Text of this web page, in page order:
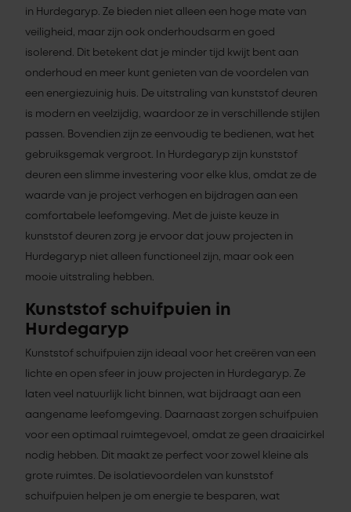
in Hurdegaryp. Ze bieden niet alleen een hoge mate van
veiligheid, maar zijn ook onderhoudsarm en goed
isolerend. Dit betekent dat je minder tijd kwijt bent aan
onderhoud en meer kunt genieten van de voordelen van
een energiezuinig huis. De uitstraling van kunststof deuren
is modern en veelzijdig, waardoor ze in verschillende stijlen
passen. Bovendien zijn ze eenvoudig te bedienen, wat het
gebruiksgemak vergroot. In Hurdegaryp zijn kunststof
deuren een slimme investering voor elke klus, omdat ze de
waarde van je project verhogen en bijdragen aan een
comfortabele leefomgeving. Met de juiste keuze in
kunststof deuren zorg je ervoor dat jouw projecten in
Hurdegaryp niet alleen functioneel zijn, maar ook een
mooie uitstraling hebben.
Kunststof schuifpuien in
Hurdegaryp
Kunststof schuifpuien zijn ideaal voor het creëren van een
lichte en open sfeer in jouw projecten in Hurdegaryp. Ze
laten veel natuurlijk licht binnen, wat bijdraagt aan een
aangename leefomgeving. Daarnaast zorgen schuifpuien
voor een optimaal ruimtegevoel, omdat ze geen draaicirkel
nodig hebben. Dit maakt ze perfect voor zowel kleine als
grote ruimtes. De isolatievoordelen van kunststof
schuifpuien helpen je om energie te besparen, wat